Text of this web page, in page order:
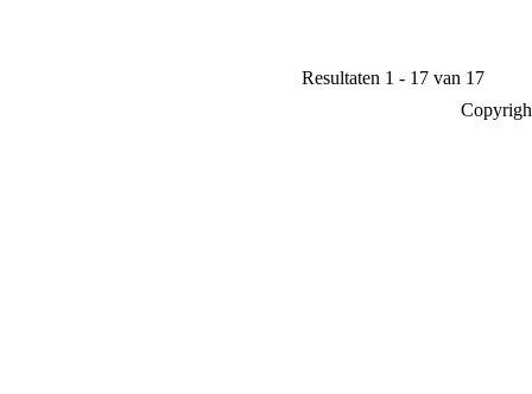
Resultaten 1 - 17 van 17